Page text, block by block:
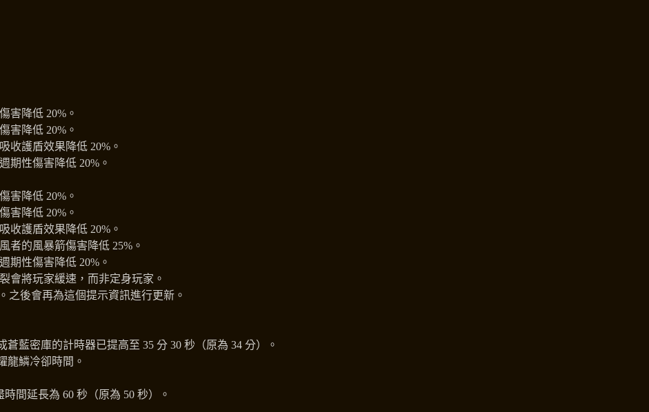
害降低 20%。
害降低 20%。
收護盾效果降低 20%。
期性傷害降低 20%。
害降低 20%。
害降低 20%。
收護盾效果降低 20%。
者的風暴箭傷害降低 25%。
期性傷害降低 20%。
會將玩家緩速，而非定身玩家。
之後會再為這個提示資訊進行更新。
藍密庫的計時器已提高至 35 分 30 秒（原為 34 分）。
龍鱗冷卻時間。
間延長為 60 秒（原為 50 秒）。